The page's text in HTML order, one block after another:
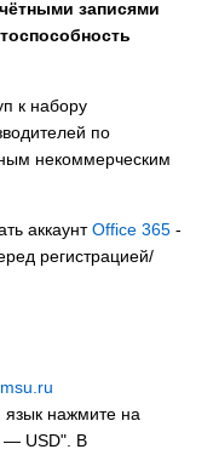
записями
к набору
по
некоммерческим
аккаунтOffice 365 -
регистрацией/
язык нажмите на
— USD". В